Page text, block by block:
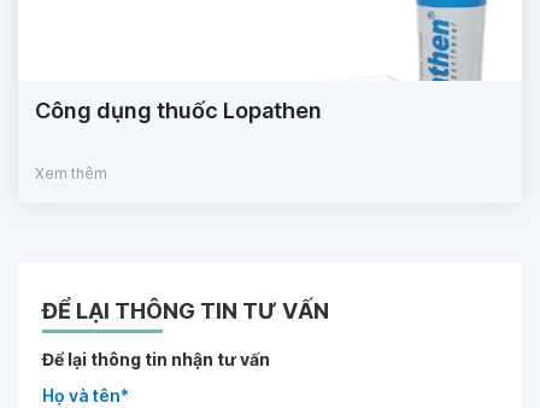
Công dụng thuốc Lopathen
Xem thêm
ĐỂ LẠI THÔNG TIN TƯ VẤN
Để lại thông tin nhận tư vấn
Họ và tên*